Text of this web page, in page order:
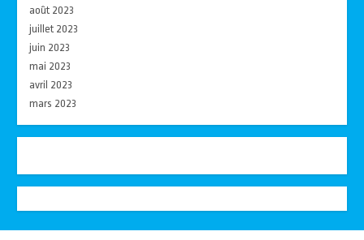
août 2023
juillet 2023
juin 2023
mai 2023
avril 2023
mars 2023